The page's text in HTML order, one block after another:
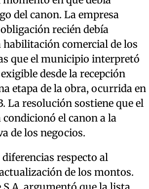
del canon. La empresa
recién debía
habilitación comercial de los
que el municipio interpretó
desde la recepción
etapa de la obra, ocurrida en
La resolución sostiene que el
el canon a la
de los negocios.
respecto al
de los montos.